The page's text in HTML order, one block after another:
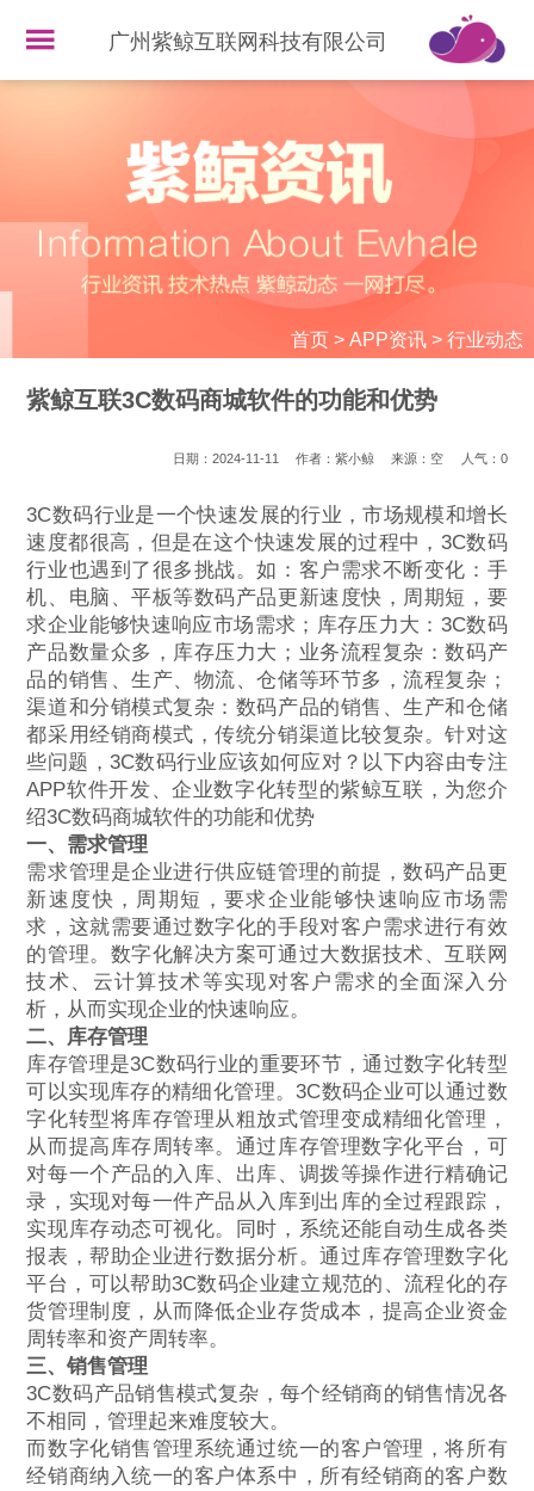
广州紫鲸互联网科技有限公司
首页> APP资讯> 行业动态
紫鲸互联3C数码商城软件的功能和优势
日期：2024-11-11 作者：紫小鲸 来源：空 人气： 0
3C数码行业是一个快速发展的行业，市场规模和增长
速度都很高，但是在这个快速发展的过程中，3C数码
行业也遇到了很多挑战。如：客户需求不断变化：手
机、电脑、平板等数码产品更新速度快，周期短，要
求企业能够快速响应市场需求；库存压力大：3C数码
产品数量众多，库存压力大；业务流程复杂：数码产
品的销售、生产、物流、仓储等环节多，流程复杂；
渠道和分销模式复杂：数码产品的销售、生产和仓储
都采用经销商模式，传统分销渠道比较复杂。针对这
些问题，3C数码行业应该如何应对？以下内容由专注
APP软件开发、企业数字化转型的紫鲸互联，为您介
绍3C数码商城软件的功能和优势
一、需求管理
需求管理是企业进行供应链管理的前提，数码产品更
新速度快，周期短，要求企业能够快速响应市场需
求，这就需要通过数字化的手段对客户需求进行有效
的管理。数字化解决方案可通过大数据技术、互联网
技术、云计算技术等实现对客户需求的全面深入分
析，从而实现企业的快速响应。
二、库存管理
库存管理是3C数码行业的重要环节，通过数字化转型
可以实现库存的精细化管理。3C数码企业可以通过数
字化转型将库存管理从粗放式管理变成精细化管理，
从而提高库存周转率。通过库存管理数字化平台，可
对每一个产品的入库、出库、调拨等操作进行精确记
录，实现对每一件产品从入库到出库的全过程跟踪，
实现库存动态可视化。同时，系统还能自动生成各类
报表，帮助企业进行数据分析。通过库存管理数字化
平台，可以帮助3C数码企业建立规范的、流程化的存
货管理制度，从而降低企业存货成本，提高企业资金
周转率和资产周转率。
三、销售管理
3C数码产品销售模式复杂，每个经销商的销售情况各
不相同，管理起来难度较大。
而数字化销售管理系统通过统一的客户管理，将所有
经销商纳入统一的客户体系中，所有经销商的客户数